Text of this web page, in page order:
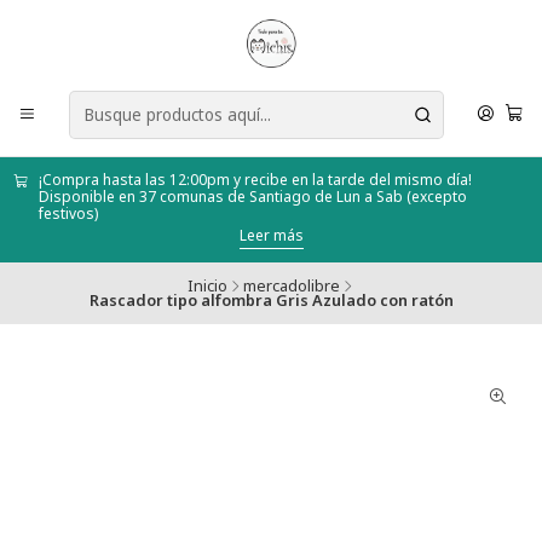
¡Compra hasta las 12:00pm y recibe en la tarde del mismo día!
Disponible en 37 comunas de Santiago de Lun a Sab (excepto
festivos)
Leer más
Inicio mercadolibre
Rascador tipo alfombra Gris Azulado con ratón